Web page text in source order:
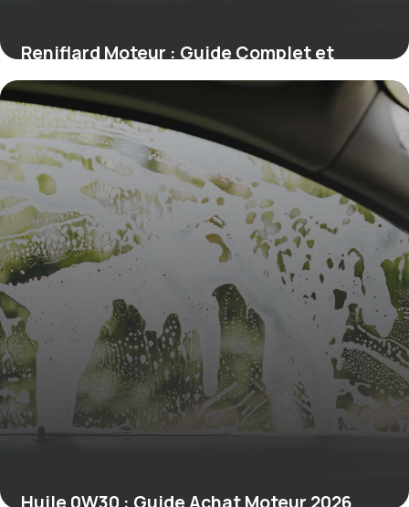
Reniflard Moteur : Guide Complet et
Conseils
5 juillet 2026